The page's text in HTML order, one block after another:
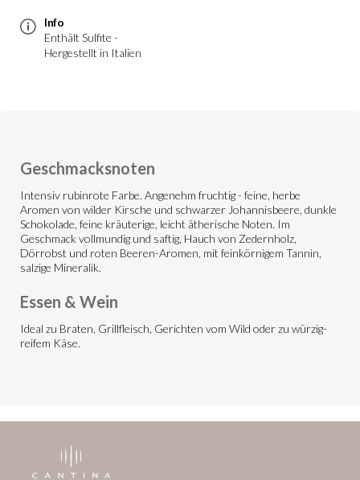
Info
Enthält Sulfite -
Hergestellt in Italien
Geschmacksnoten
Intensiv rubinrote Farbe. Angenehm fruchtig - feine, herbe
Aromen von wilder Kirsche und schwarzer Johannisbeere, dunkle
Schokolade, feine kräuterige, leicht ätherische Noten. Im
Geschmack vollmundig und saftig, Hauch von Zedernholz,
Dörrobst und roten Beeren-Aromen, mit feinkörnigem Tannin,
salzige Mineralik.
Essen & Wein
Ideal zu Braten, Grillfleisch, Gerichten vom Wild oder zu würzig-
reifem Käse.